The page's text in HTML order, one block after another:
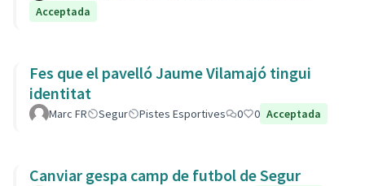
Acceptada
Fes que el pavelló Jaume Vilamajó tingui
identitat
Marc FR Segur Pistes Esportives 0 0 Acceptada
Canviar gespa camp de futbol de Segur